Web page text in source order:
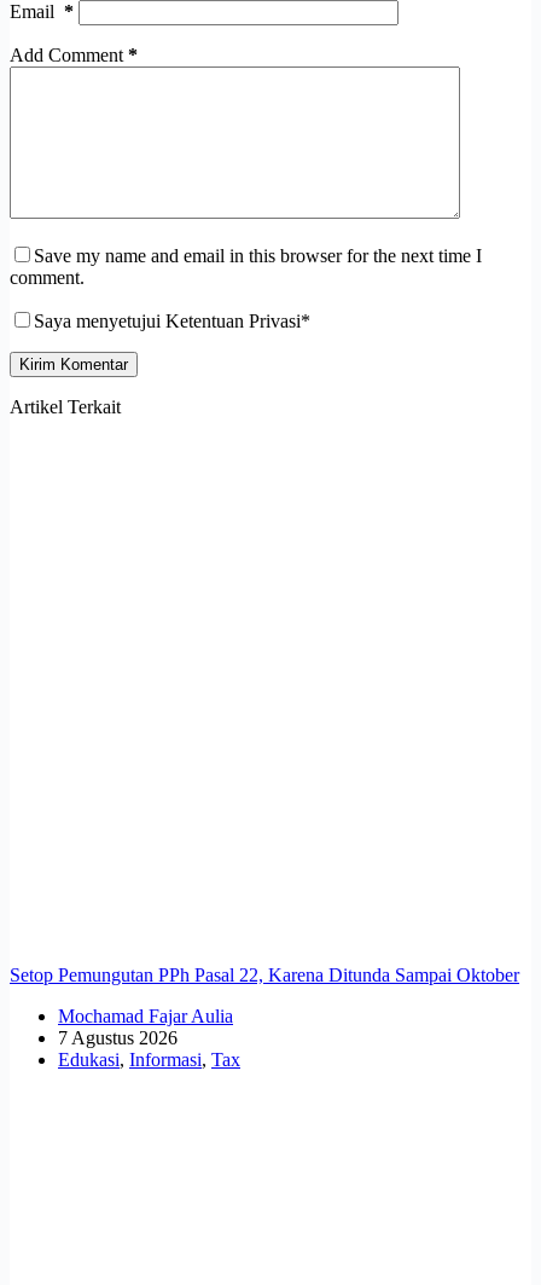
Email *
Add Comment *
Save my name and email in this browser for the next time I
comment.
Saya menyetujui Ketentuan Privasi*
Kirim Komentar
Artikel Terkait
Setop Pemungutan PPh Pasal 22, Karena Ditunda Sampai Oktober
Mochamad Fajar Aulia
7 Agustus 2026
Edukasi, Informasi, Tax